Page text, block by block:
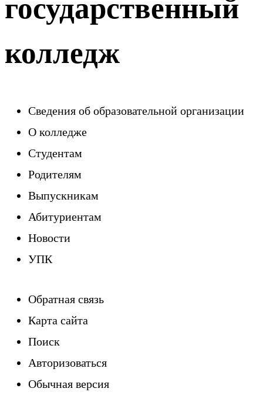
государственный
колледж
Сведения об образовательной организации
О колледже
Студентам
Родителям
Выпускникам
Абитуриентам
Новости
УПК
Обратная связь
Карта сайта
Поиск
Авторизоваться
Обычная версия